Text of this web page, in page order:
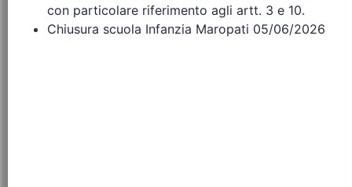
con particolare riferimento agli artt. 3 e 10.
Chiusura scuola Infanzia Maropati 05/06/2026